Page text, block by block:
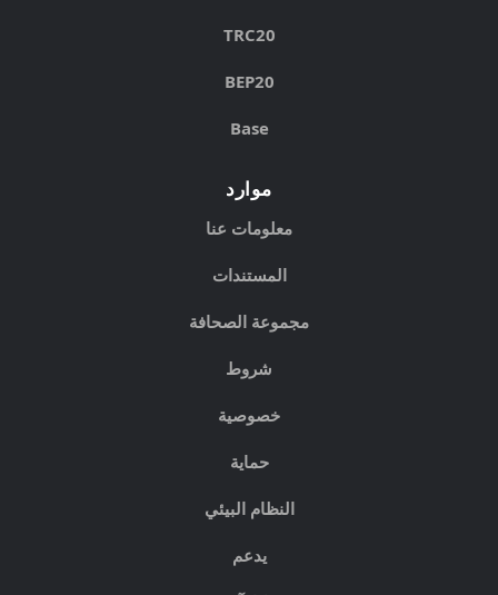
TRC20
BEP20
Base
موارد
معلومات عنا
المستندات
مجموعة الصحافة
شروط
خصوصية
حماية
النظام البيئي
يدعم